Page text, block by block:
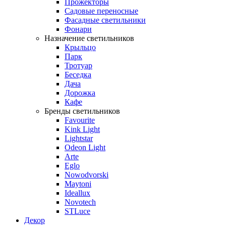
Прожекторы
Садовые переносные
Фасадные светильники
Фонари
Назначение светильников
Крыльцо
Парк
Тротуар
Беседка
Дача
Дорожка
Кафе
Бренды светильников
Favourite
Kink Light
Lightstar
Odeon Light
Arte
Eglo
Nowodvorski
Maytoni
Ideallux
Novotech
STLuce
Декор